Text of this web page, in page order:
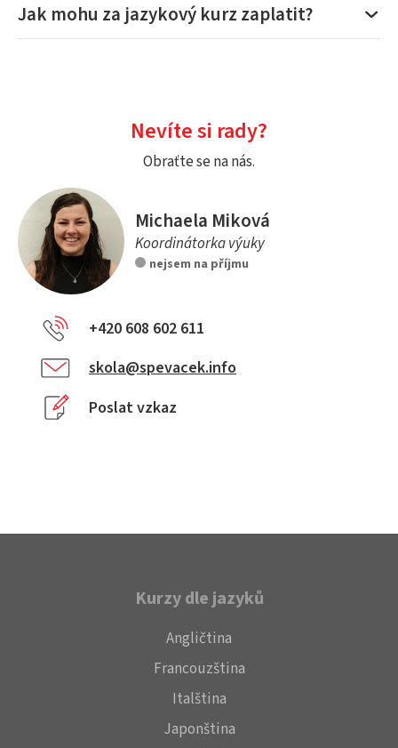
Jak mohu za jazykový kurz zaplatit?
Nevíte si rady?
Obraťte se na nás.
Michaela Miková
Koordinátorka výuky
nejsem na příjmu
+420 608 602 611
skola@spevacek.info
Poslat vzkaz
Kurzy dle jazyků
Angličtina
Francouzština
Italština
Japonština